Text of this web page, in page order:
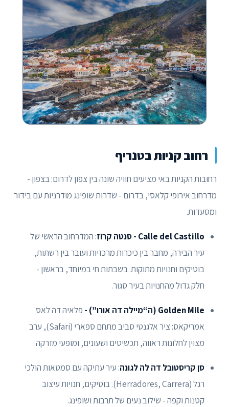
רחוב קניות בטנריף
רחובות הקניות באי מציעים חוויה שונה בין צפון לדרום: בצפון -
מדרחוב אירופי קלאסי, בדרום - שדרות שופינג מודרניות עם בידור
ומסעדות.
Calle del Castillo - סנטה קרוז
: המדרחוב הראשי של
עיר הבירה, מחבר בין כיכרות מרכזיות ועובר בין רשתות,
בוטיקים וחנויות מתוקות. בשבתות חי במיוחד, בראשון -
חלק גדול מהחנויות בעיר סגור.
Golden Mile (ה“מיילה דה אורו”) -
פלאיה דה לאס
אמריקאס: ציר אלגנטי סביב מתחם ספארי (Safari), ערב
מצוין לחלונות ראווה, תכשיטים ושעונים, ומופעי מזרקה.
סן קריסטובל דה לה לגונה: עיר עתיקה עם סמטאות הולכי
רגל (Herradores, Carrera). בוטיקים, חנויות עיצוב
קטנות וקפה - שילוב נעים של תרבות ושופינג.